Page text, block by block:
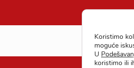
Koristimo
moguće
U
koristimo ili